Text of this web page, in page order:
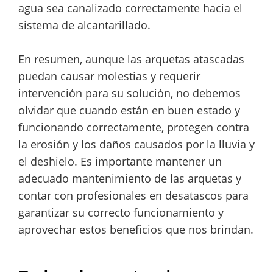
agua sea canalizado correctamente hacia el
sistema de alcantarillado.
En resumen, aunque las arquetas atascadas
puedan causar molestias y requerir
intervención para su solución, no debemos
olvidar que cuando están en buen estado y
funcionando correctamente, protegen contra
la erosión y los daños causados por la lluvia y
el deshielo. Es importante mantener un
adecuado mantenimiento de las arquetas y
contar con profesionales en desatascos para
garantizar su correcto funcionamiento y
aprovechar estos beneficios que nos brindan.